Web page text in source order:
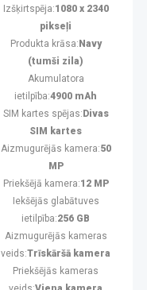
Izšķirtspēja:1080 x 2340
pikseļi
Produkta krāsa: Navy
(tumši zila)
Akumulatora
ietilpība:4900 mAh
SIM kartes spējas: Divas
SIM kartes
Aizmugurējās kamera:50
MP
Priekšējā kamera:12 MP
Iekšējās glabātuves
ietilpība:256 GB
Aizmugurējās kameras
veids:Trīskāršā kamera
Priekšējās kameras